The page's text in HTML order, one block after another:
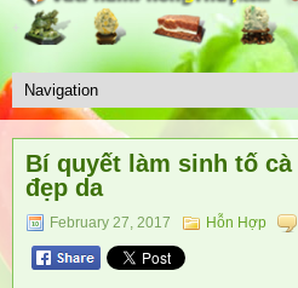
Bí quyết làm sinh tố
đẹp da
February 27, 2017 Hỗn Hợp